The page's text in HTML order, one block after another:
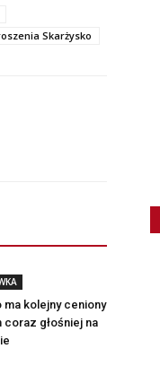
Skarżysko
ma kolejny ceniony
coraz głośniej na